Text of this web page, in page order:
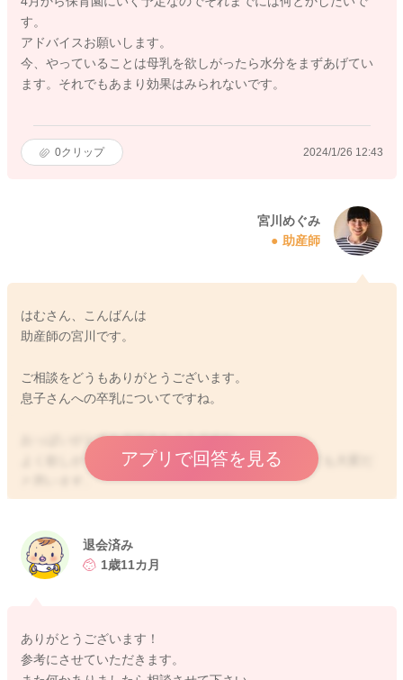
す。
アドバイスお願いします。
今、やっていることは母乳を欲しがったら水分をまずあげてい
ます。それでもあまり効果はみられないです。
0クリップ 2024/1/26 12:43
宮川めぐみ
助産師
はむさん、こんばんは
助産師の宮川です。
ご相談をどうもありがとうございます。
息子さんへの卒乳についてですね。
おっぱいがとても大好きなようですね。
よく欲しがっているということで、お付き合いもとても大変だ
と思います。
息子さんはよく食べてくれるようになっていますか？
食べる量が増えると、その分自然とおっぱいから離れる時間は
ることがありましたら、おっぱい以外のスキンシップの機会を
増やしてみていただくのも良いかもしれません。
アプリで回答を見る
退会済み
1歳11カ月
ありがとうございます！
参考にさせていただきます。